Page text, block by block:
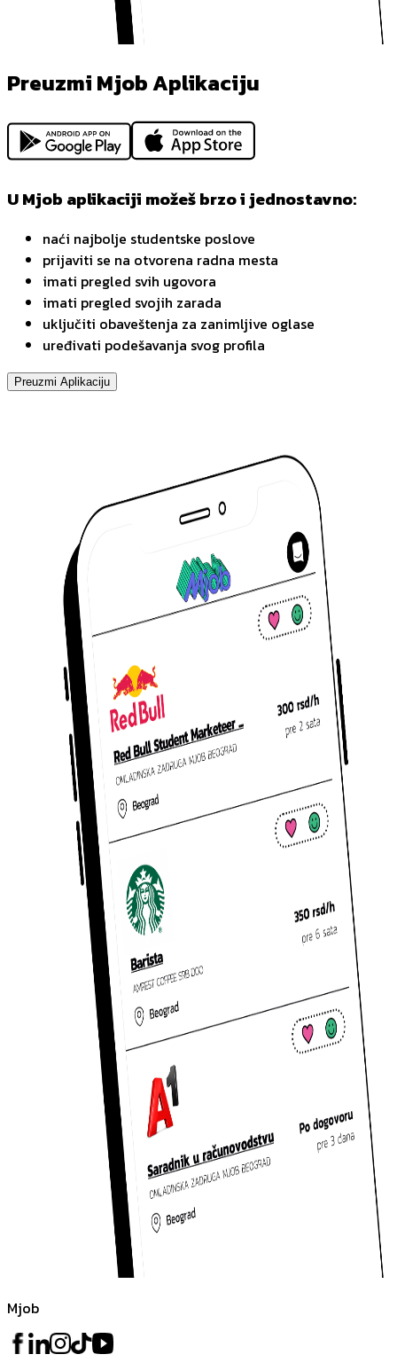
Preuzmi Mjob Aplikaciju
U Mjob aplikaciji možeš brzo i jednostavno:
naći najbolje studentske poslove
prijaviti se na otvorena radna mesta
imati pregled svih ugovora
imati pregled svojih zarada
uključiti obaveštenja za zanimljive oglase
uređivati podešavanja svog profila
Preuzmi Aplikaciju
Mjob